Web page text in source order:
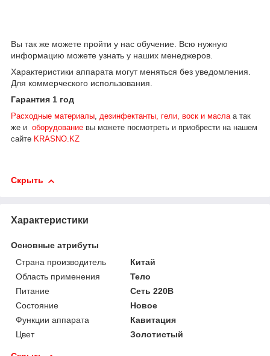
Вы так же можете пройти у нас обучение. Всю нужную
информацию можете узнать у наших менеджеров.
Характеристики аппарата могут меняться без уведомления.
Для коммерческого использования.
Гарантия 1 год
Расходные материалы, дезинфектанты, гели, воск и маслаа так
же и оборудование вы можете посмотреть и приобрести на нашем
сайте KRASNO.KZ
Скрыть
Характеристики
Основные атрибуты
Страна производитель
Китай
Область применения
Тело
Питание
Сеть 220В
Состояние
Новое
Функции аппарата
Кавитация
Цвет
Золотистый